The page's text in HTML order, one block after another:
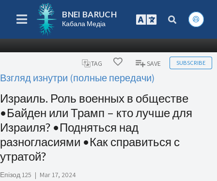
BNEI BARUCH
Кабала Медіа
TAG SAVE SUBSCRIBE
Взгляд изнутри (полные передачи)
Израиль. Роль военных в обществе
•Байден или Трамп – кто лучше для
Израиля? •Подняться над
разногласиями •Как справиться с
утратой?
Епізод 125 | Mar 17, 2024